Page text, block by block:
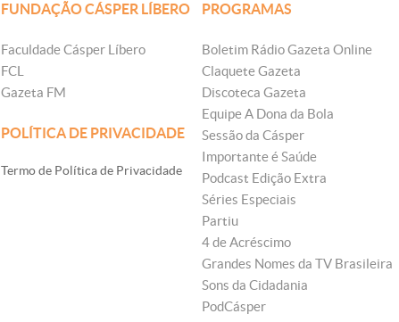
FUNDAÇÃO CÁSPER LÍBERO
Faculdade Cásper Líbero
FCL
Gazeta FM
POLÍTICA DE PRIVACIDADE
Termo de Política de Privacidade
PROGRAMAS
Boletim Rádio Gazeta Online
Claquete Gazeta
Discoteca Gazeta
Equipe A Dona da Bola
Sessão da Cásper
Importante é Saúde
Podcast Edição Extra
Séries Especiais
Partiu
4 de Acréscimo
Grandes Nomes da TV Brasileira
Sons da Cidadania
PodCásper